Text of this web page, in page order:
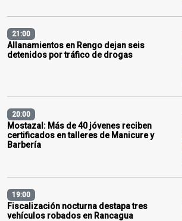
21:00
Allanamientos en Rengo dejan seis
detenidos por tráfico de drogas
20:00
Mostazal: Más de 40 jóvenes reciben
certificados en talleres de Manicure y
Barbería
19:00
Fiscalización nocturna destapa tres
vehículos robados en Rancagua